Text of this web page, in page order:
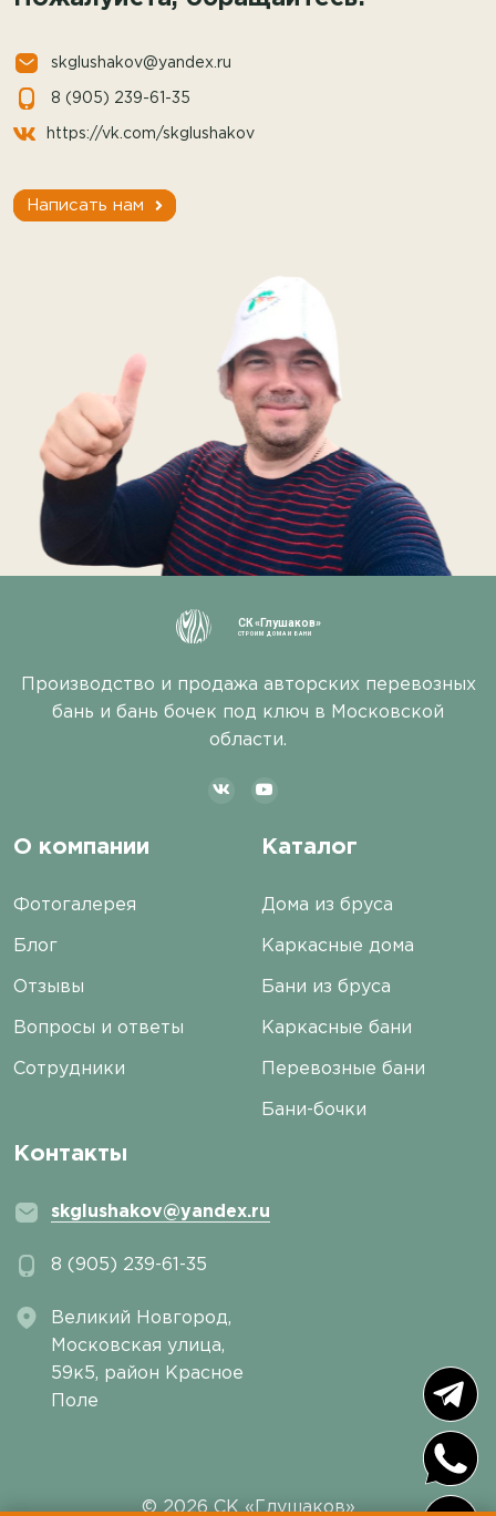
skglushakov@yandex.ru
8 (905) 239-61-35
https://vk.com/skglushakov
Написать нам
СК «Глушаков»
СТРОИМ ДОМА И БАНИ
Производство и продажа авторских перевозных
бань и бань бочек под ключ в Московской
области.
О компании
Фотогалерея
Блог
Отзывы
Вопросы и ответы
Сотрудники
Каталог
Дома из бруса
Каркасные дома
Бани из бруса
Каркасные бани
Перевозные бани
Бани-бочки
Контакты
skglushakov@yandex.ru
8 (905) 239-61-35
Великий Новгород,
Московская улица,
59к5, район Красное
Поле
© 2026 СК «Глушаков»